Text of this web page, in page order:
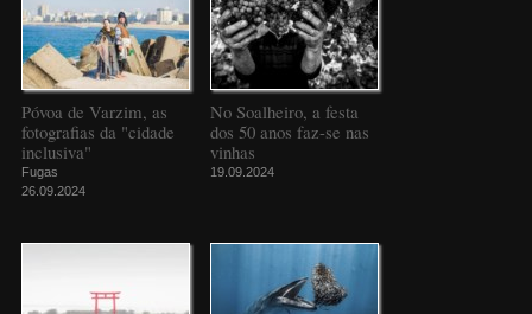
Póvoa de Varzim, as
fotografias da "cidade
inclusiva"
Fugas
26.09.2024
No Soalheiro, a festa
dos 50 anos faz-se nas
vinhas
19.09.2024